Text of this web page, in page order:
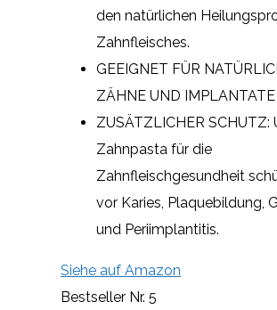
den natürlichen
Zahnfleisches.
GEEIGNET FÜR
ZÄHNE UND IMPLANTATE
ZUSÄTZLICHER SCHUTZ:
Zahnpasta für die
Zahnfleischgesundheit
vor Karies, Plaquebildung,
und Periimplantitis.
Siehe auf Amazon
Bestseller Nr. 5